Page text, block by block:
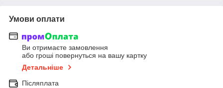
Умови оплати
Ви отримаєте замовлення
або гроші повернуться на вашу картку
Детальніше
Післяплата